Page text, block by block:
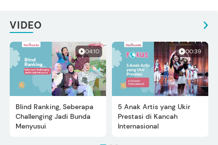
VIDEO
04:10
Blind Ranking, Seberapa
Challenging Jadi Bunda
Menyusui
00:39
5 Anak Artis yang Ukir
Prestasi di Kancah
Internasional